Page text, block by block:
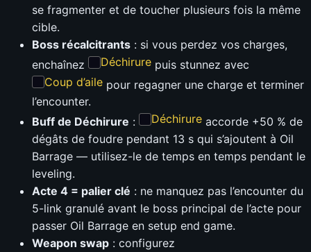
se fragmenter et de toucher plusieurs fois la même
cible.
Boss récalcitrants : si vous perdez vos charges,
enchaînez
Déchirure puis stunnez avec
Coup d’aile pour regagner une charge et terminer
l’encounter.
Buff de Déchirure : Déchirure accorde +50 % de
dégâts de foudre pendant 13 s qui s’ajoutent à Oil
Barrage — utilisez-le de temps en temps pendant le
leveling.
Acte 4 = palier clé : ne manquez pas l’encounter du
5-link granulé avant le boss principal de l’acte pour
passer Oil Barrage en setup end game.
Weapon swap : configurez